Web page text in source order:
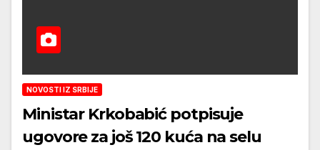
NOVOSTI IZ SRBIJE
Ministar Krkobabić potpisuje
ugovore za još 120 kuća na selu